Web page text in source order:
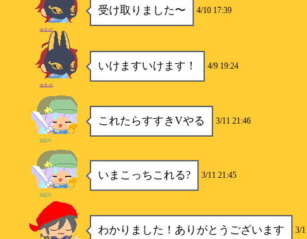
受け取りました〜 4/10 17:39
ゆきの
いけますいけます！ 4/9 19:24
ゆきの
これたらすすきVやる 3/11 21:46
ssrb/jp
いまこっちこれる? 3/11 21:45
ssrb/jp
わかりました！ありがとうございます 3/